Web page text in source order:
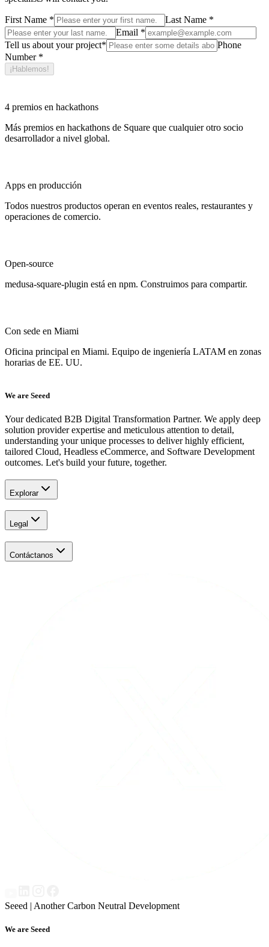
First Name * Last Name *
Email *
Tell us about your project*
Phone
Number *
¡Hablemos!
4 premios en hackathons
Más premios en hackathons de Square que cualquier otro socio
desarrollador a nivel global.
Apps en producción
Todos nuestros productos operan en eventos reales, restaurantes y
operaciones de comercio.
Open-source
medusa-square-plugin está en npm. Construimos para compartir.
Con sede en Miami
Oficina principal en Miami. Equipo de ingeniería LATAM en zonas
horarias de EE. UU.
We are Seeed
Your dedicated B2B Digital Transformation Partner. We apply deep
solution provider expertise and meticulous attention to detail,
understanding your unique processes to deliver highly efficient,
tailored Cloud, Headless eCommerce, and Software Development
outcomes. Let's build your future, together.
Explorar
Legal
Contáctanos
Seeed | Another Carbon Neutral Development
We are Seeed